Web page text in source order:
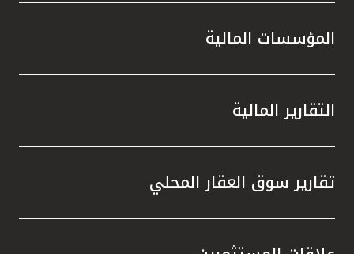
المؤسسات المالية
التقارير المالية
تقارير سوق العقار المحلي